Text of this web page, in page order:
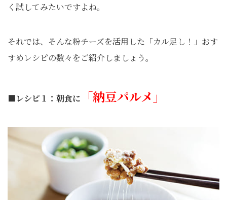
く試してみたいですよね。
それでは、そんな粉チーズを活用した「カル足し！」おす
すめレシピの数々をご紹介しましょう。
■レシピ１：朝食に 「納豆パルメ」